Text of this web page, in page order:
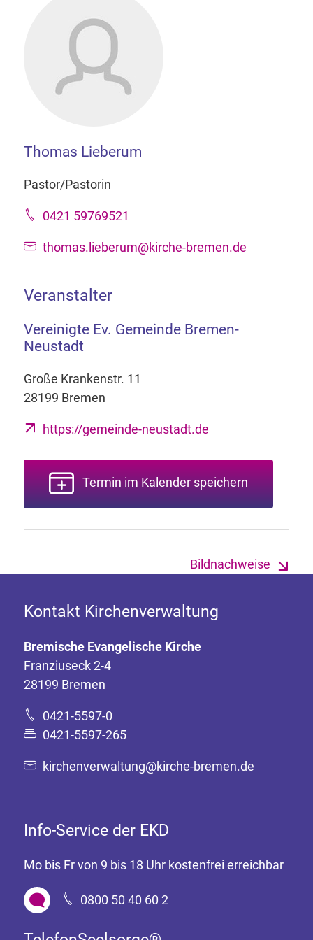
Thomas Lieberum
Pastor/Pastorin
0421 59769521
thomas.lieberum@kirche-bremen.de
Veranstalter
Vereinigte Ev. Gemeinde Bremen-
Neustadt
Große Krankenstr. 11
28199 Bremen
https://gemeinde-neustadt.de
Termin im Kalender speichern
Bildnachweise
Kontakt Kirchenverwaltung
Bremische Evangelische Kirche
Franziuseck 2-4
28199 Bremen
0421-5597-0
0421-5597-265
kirchenverwaltung@kirche-bremen.de
Info-Service der EKD
Mo bis Fr von 9 bis 18 Uhr kostenfrei erreichbar
0800 50 40 60 2